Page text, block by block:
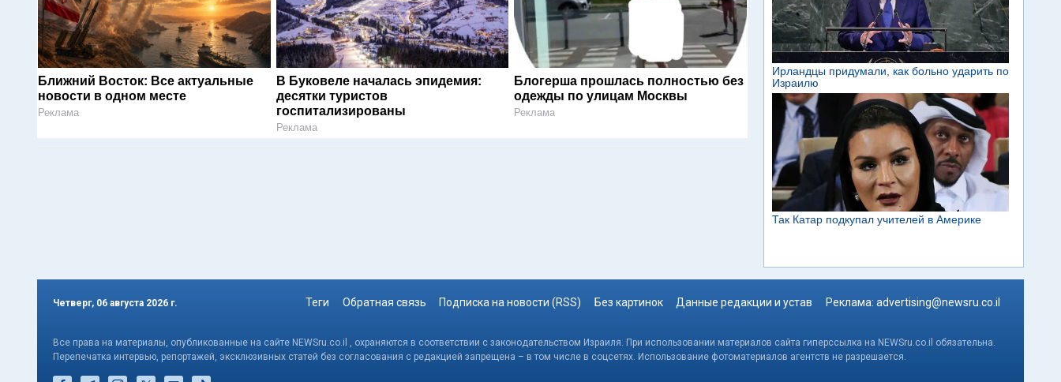
Ближний Восток: Все актуальные
новости в одном месте
Реклама
В Буковеле началась эпидемия:
десятки туристов
госпитализированы
Реклама
Блогерша прошлась полностью без
одежды по улицам Москвы
Реклама
Четверг, 06 августа 2026 г. Теги Обратная связь Подписка на новости (RSS) Без картинок Данные редакции и устав Реклама: advertising@newsru.co.il
Все права на материалы, опубликованные на сайте NEWSru.co.il , охраняются в соответствии с законодательством Израиля. При использовании материалов сайта гиперссылка на NEWSru.co.il обязательна.
Перепечатка интервью, репортажей, эксклюзивных статей без согласования с редакцией запрещена – в том числе в соцсетях. Использование фотоматериалов агентств не разрешается.